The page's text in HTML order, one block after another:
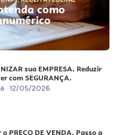
como
sua EMPRESA. Reduzir
com SEGURANÇA.
12/05/2026
PREÇO DE VENDA. Passo a